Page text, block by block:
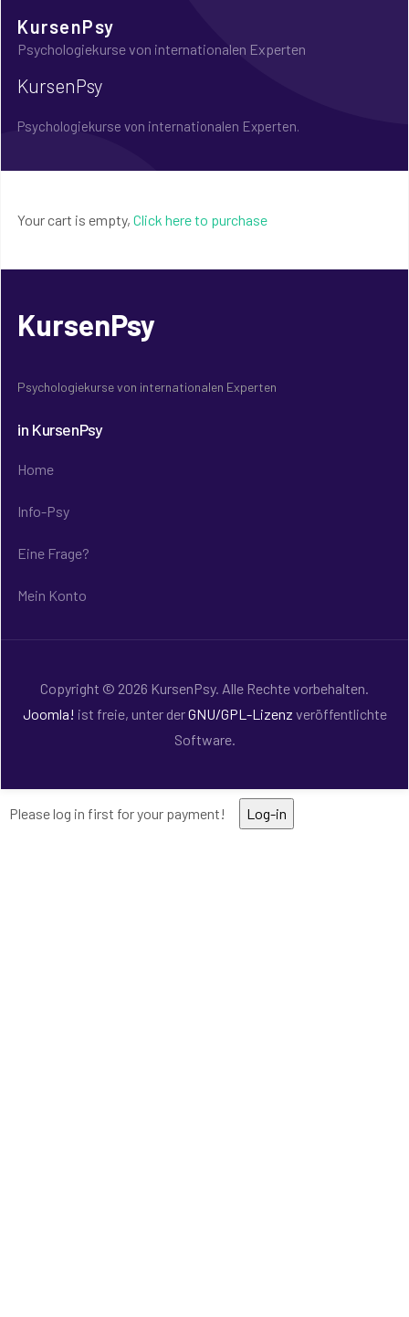
KursenPsy
Psychologiekurse von internationalen Experten
KursenPsy
Psychologiekurse von internationalen Experten.
Your cart is empty, Click here to purchase
KursenPsy
Psychologiekurse von internationalen Experten
in KursenPsy
Home
Info-Psy
Eine Frage?
Mein Konto
Copyright © 2026 KursenPsy. Alle Rechte vorbehalten.
Joomla! ist freie, unter derGNU/GPL-Lizenz veröffentlichte
Software.
Please log in first for your payment!